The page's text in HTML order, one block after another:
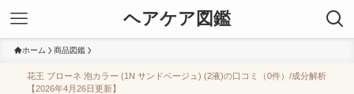
ヘアケア図鑑
ホーム 商品図鑑
花王 ブローネ 泡カラー (1N サンドベージュ) (2液)の口コミ（0件）/成分解析
【2026年4月26日更新】